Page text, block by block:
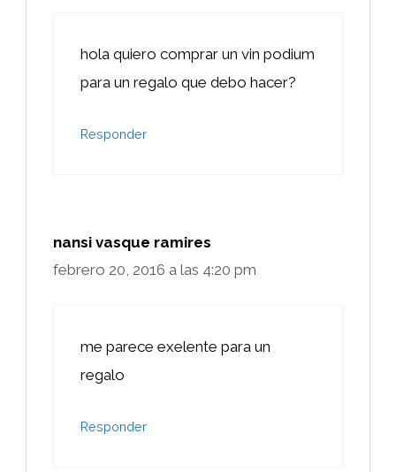
hola quiero comprar un vin podium
para un regalo que debo hacer?
Responder
nansi vasque ramires
febrero 20, 2016 a las 4:20 pm
me parece exelente para un
regalo
Responder